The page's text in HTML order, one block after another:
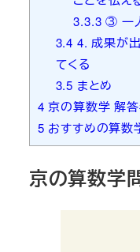
3.3.3 ③ 一
3.4 4. 成果が
てくる
3.5 まとめ
4 京の算数学 解
5 おすすめの算数
京の算数学